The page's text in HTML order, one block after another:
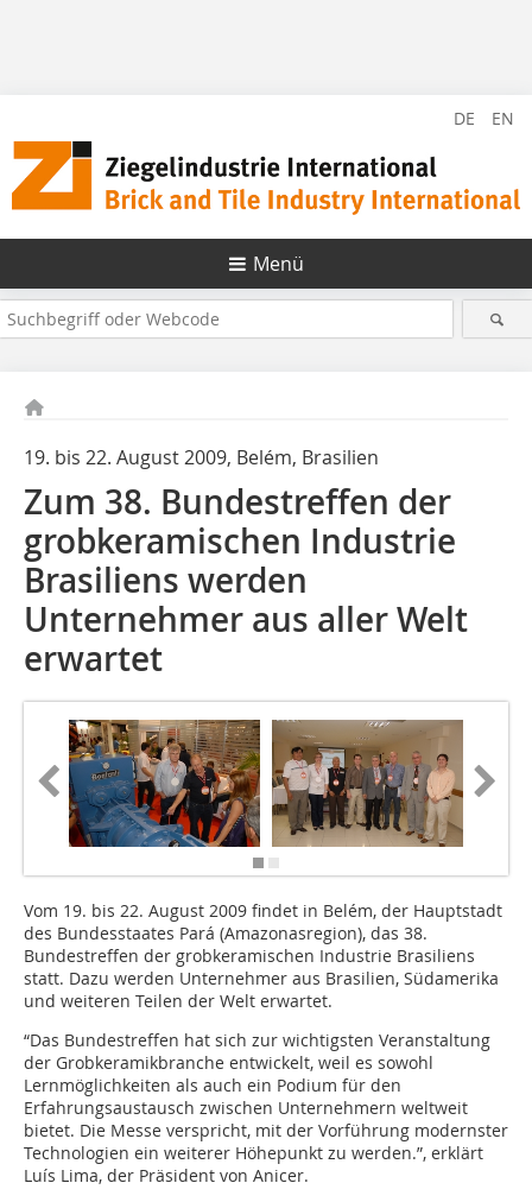
DE EN
Menü
19. bis 22. August 2009, Belém, Brasilien
Zum 38. Bundestreffen der
grobkeramischen Industrie
Brasiliens werden
Unternehmer aus aller Welt
erwartet
Vom 19. bis 22. August 2009 findet in Belém, der Hauptstadt
des Bundesstaates Pará (Amazonasregion), das 38.
Bundestreffen der grobkeramischen Industrie Brasiliens
statt. Dazu werden Unternehmer aus Brasilien, Südamerika
und weiteren Teilen der Welt erwartet.
“Das Bundestreffen hat sich zur wichtigsten Veranstaltung
der Grobkeramikbranche entwickelt, weil es sowohl
Lernmöglichkeiten als auch ein Podium für den
Erfahrungsaustausch zwischen Unternehmern weltweit
bietet. Die Messe verspricht, mit der Vorführung modernster
Technologien ein weiterer Höhepunkt zu werden.”, erklärt
Luís Lima, der Präsident von Anicer.